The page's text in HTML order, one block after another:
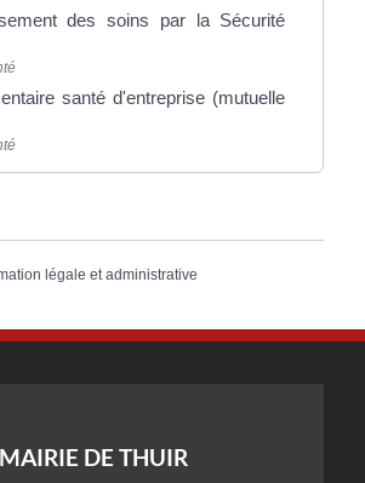
des soins par la Sécurité
santé d'entreprise (mutuelle
légale et administrative
MAIRIE DE THUIR